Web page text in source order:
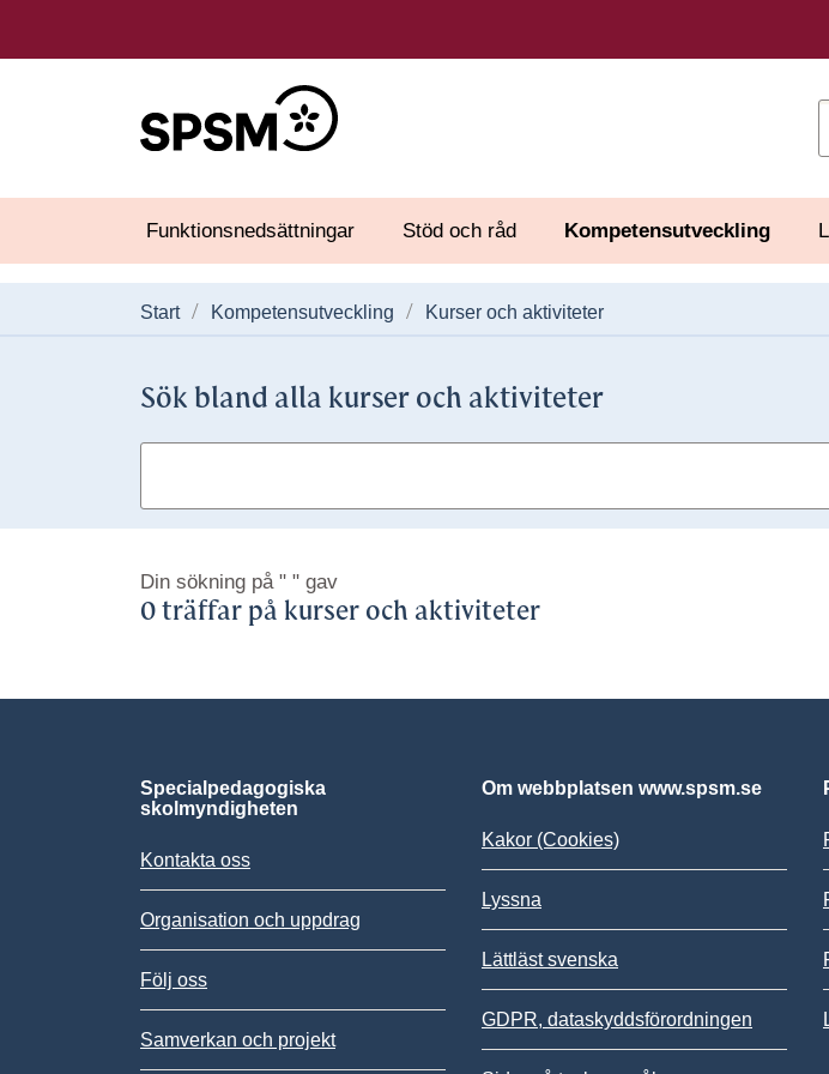
Funktionsnedsättningar Stöd och råd Kompetensutveckling
Start Kompetensutveckling Kurser och aktiviteter
Sök bland alla kurser och aktiviteter
Din sökning på " " gav
0 träffar på kurser och aktiviteter
Specialpedagogiska
skolmyndigheten
Kontakta oss
Organisation och uppdrag
Följ oss
Samverkan och projekt
Om webbplatsen www.spsm.se
Kakor (Cookies)
Lyssna
Lättläst svenska
GDPR, dataskyddsförordningen